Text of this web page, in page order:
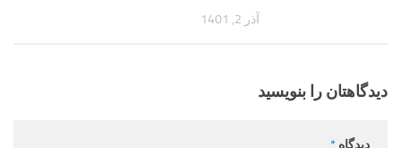
آذر 2, 1401
دیدگاهتان را بنویسید